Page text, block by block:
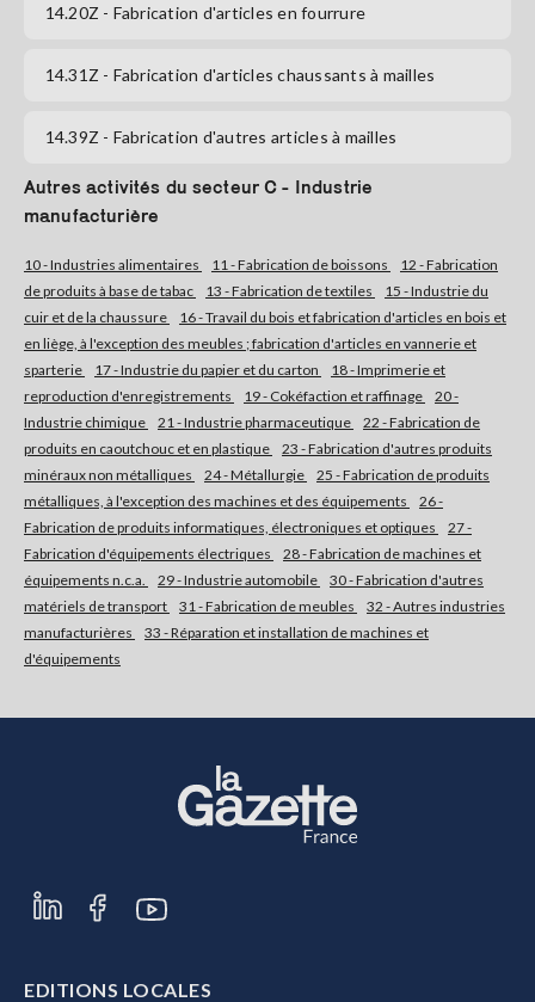
14.20Z - Fabrication d'articles en fourrure
14.31Z - Fabrication d'articles chaussants à mailles
14.39Z - Fabrication d'autres articles à mailles
Autres activités du secteur C - Industrie
manufacturière
10 - Industries alimentaires 11 - Fabrication de boissons
12 - Fabrication
de produits à base de tabac
13 - Fabrication de textiles
15 - Industrie du
cuir et de la chaussure
16 - Travail du bois et fabrication d'articles en bois et
en liège, à l'exception des meubles ; fabrication d'articles en vannerie et
sparterie
17 - Industrie du papier et du carton
18 - Imprimerie et
reproduction d'enregistrements
19 - Cokéfaction et raffinage
20 -
Industrie chimique
21 - Industrie pharmaceutique
22 - Fabrication de
produits en caoutchouc et en plastique
23 - Fabrication d'autres produits
minéraux non métalliques
24 - Métallurgie
25 - Fabrication de produits
métalliques, à l'exception des machines et des équipements
26 -
Fabrication de produits informatiques, électroniques et optiques
27 -
Fabrication d'équipements électriques
28 - Fabrication de machines et
équipements n.c.a.
29 - Industrie automobile
30 - Fabrication d'autres
matériels de transport
31 - Fabrication de meubles
32 - Autres industries
manufacturières
33 - Réparation et installation de machines et
d'équipements
EDITIONS LOCALES